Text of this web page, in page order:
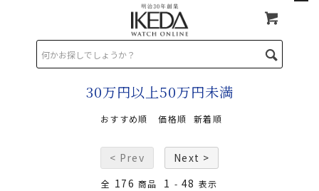
30万円以上50万円未満
30万円以上50万円未満
おすすめ順 価格順 新着順
< Prev Next >
全 176 商品 1 - 48 表示